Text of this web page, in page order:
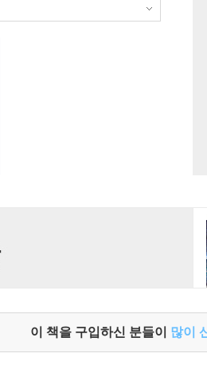
이 책을 구입하신 분들이 많이